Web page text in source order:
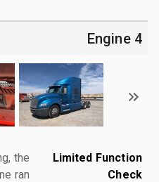
4 Engine
Limited Function
Check
the
ran.